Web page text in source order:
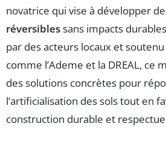
novatrice qui vise à développer
réversiblessans impacts
par des acteurs locaux et
comme l’Ademe et la DREAL, ce
des solutions concrètes pour
l’artificialisation des sols tout en
construction durable et